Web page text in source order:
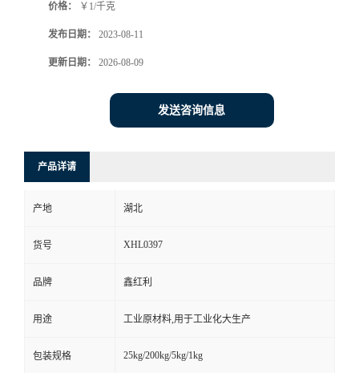
价格： ￥1/千克
发布日期： 2023-08-11
更新日期： 2026-08-09
发送咨询信息
产品详请
产地 湖北
货号 XHL0397
品牌 鑫红利
用途 工业原材料,用于工业化大生产
包装规格 25kg/200kg/5kg/1kg